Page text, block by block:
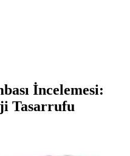
İncelemesi:
Tasarrufu